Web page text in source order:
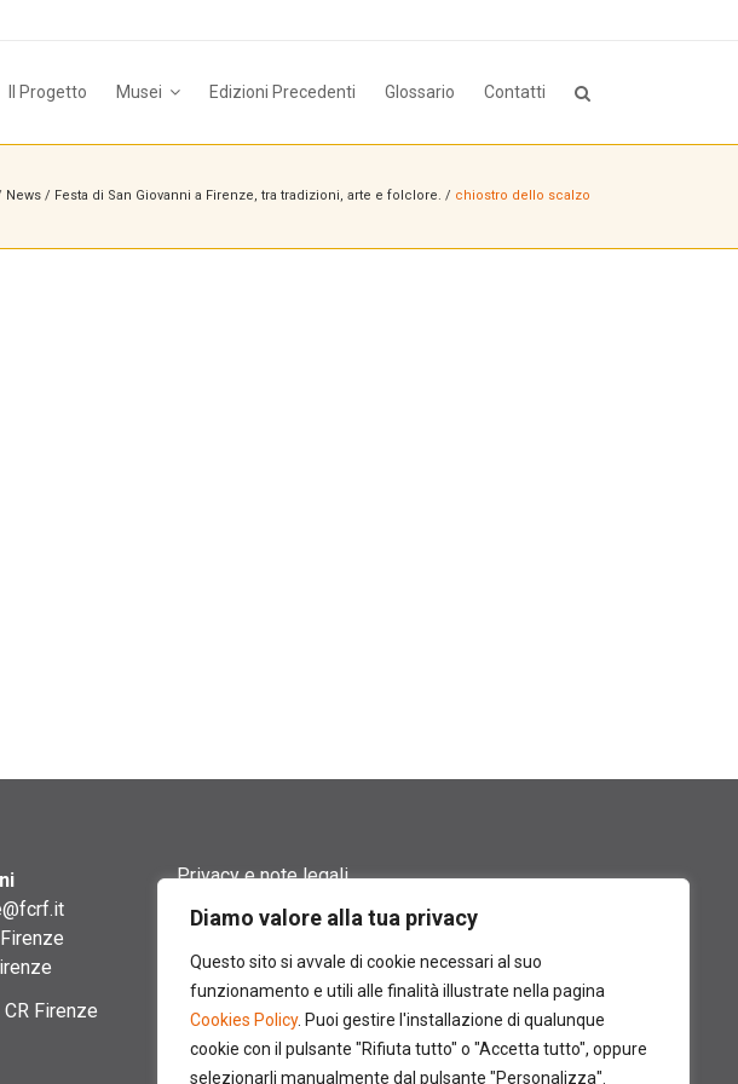
Diamo valore alla tua privacy
Questo sito si avvale di cookie necessari al suo
funzionamento e utili alle finalità illustrate nella pagina
Cookies Policy. Puoi gestire l'installazione di qualunque
cookie con il pulsante "Rifiuta tutto" o "Accetta tutto", oppure
selezionarli manualmente dal pulsante "Personalizza".
Il Progetto Musei Edizioni Precedenti Glossario Contatti
News / Festa di San Giovanni a Firenze, tra tradizioni, arte e folclore. / chiostro dello scalzo
Firenze
Privacy e note legali
Termini di utilizzo
Cookie policy
Contatti